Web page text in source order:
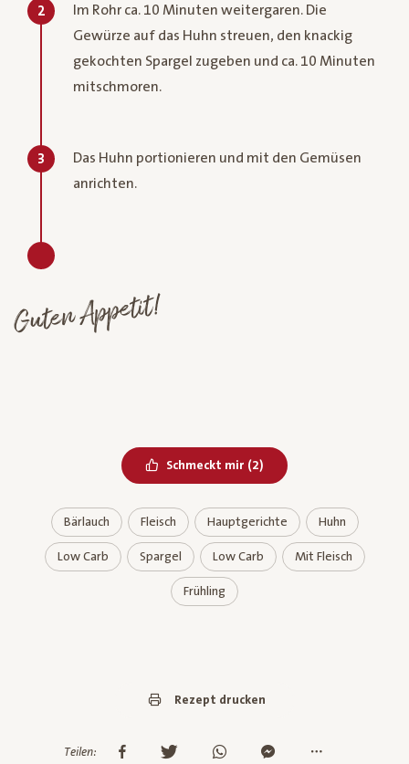
2
Im Rohr ca. 10 Minuten weitergaren. Die
Gewürze auf das Huhn streuen, den knackig
gekochten Spargel zugeben und ca. 10 Minuten
mitschmoren.
3
Das Huhn portionieren und mit den Gemüsen
anrichten.
Guten Appetit!
Schmeckt mir Bereits geliked
(2)
Bärlauch Fleisch Hauptgerichte Huhn
Low Carb Spargel Low Carb Mit Fleisch
Frühling
Rezept drucken
Teilen: